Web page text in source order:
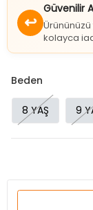
↩
Güvenilir
kolayca
Beden
8 YAŞ 9